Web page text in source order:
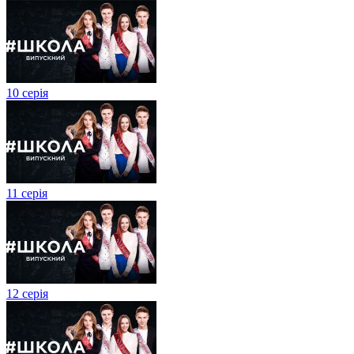
10 серія
11 серія
12 серія